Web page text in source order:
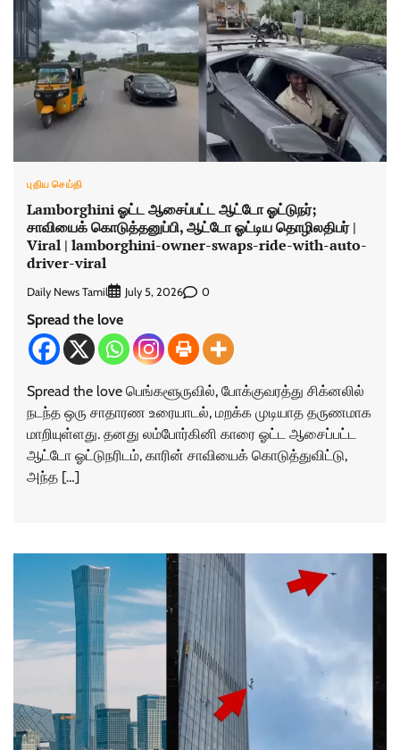
புதிய செய்தி
Lamborghini ஓட்ட ஆசைப்பட்ட ஆட்டோ ஓட்டுநர்;
சாவியைக் கொடுத்தனுப்பி, ஆட்டோ ஓட்டிய தொழிலதிபர் |
Viral | lamborghini-owner-swaps-ride-with-auto-
driver-viral
Daily News Tamil July 5, 2026 0
Spread the love
Spread the love பெங்களூருவில், போக்குவரத்து சிக்னலில்
நடந்த ஒரு சாதாரண உரையாடல், மறக்க முடியாத தருணமாக
மாறியுள்ளது. தனது லம்போர்கினி காரை ஓட்ட ஆசைப்பட்ட
ஆட்டோ ஓட்டுநரிடம், காரின் சாவியைக் கொடுத்துவிட்டு,
அந்த […]